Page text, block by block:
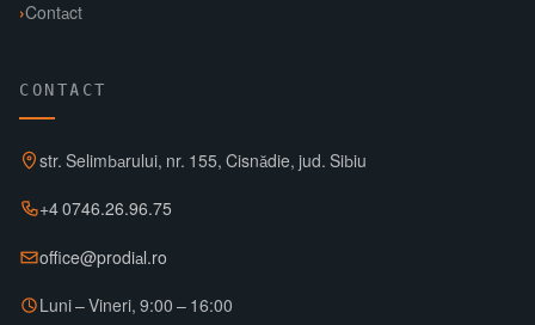
Contact
CONTACT
str. Selimbarului, nr. 155, Cisnădie, jud. Sibiu
+4 0746.26.96.75
office@prodial.ro
Luni – Vineri, 9:00 – 16:00